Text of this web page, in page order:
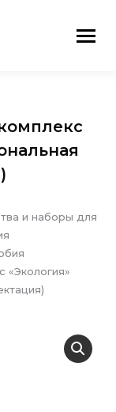
и наборы для
«Экология»